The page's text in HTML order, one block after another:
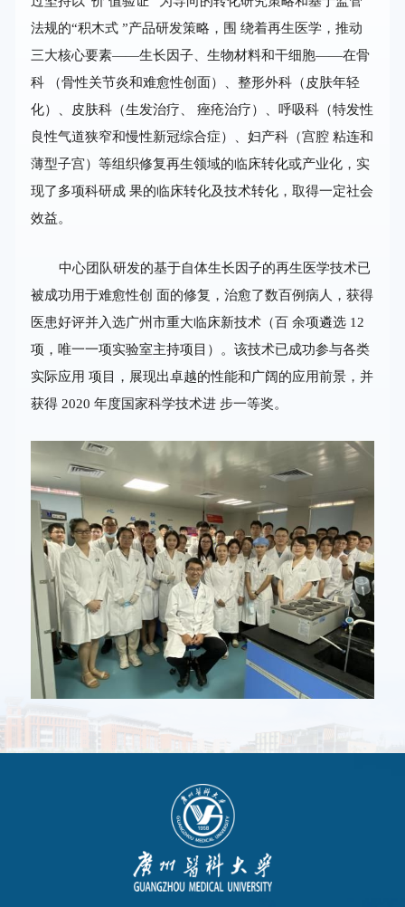
法规的“积木式 ”产品研发策略，围 绕着再生医学，推动
三大核心要素——生长因子、生物材料和干细胞——在骨
科 （骨性关节炎和难愈性创面）、整形外科（皮肤年轻
化）、皮肤科（生发治疗、 痤疮治疗）、呼吸科（特发性
良性气道狭窄和慢性新冠综合症）、妇产科（宫腔 粘连和
薄型子宫）等组织修复再生领域的临床转化或产业化，实
现了多项科研成 果的临床转化及技术转化，取得一定社会
效益。
中心团队研发的基于自体生长因子的再生医学技术已
被成功用于难愈性创 面的修复，治愈了数百例病人，获得
医患好评并入选广州市重大临床新技术（百 余项遴选 12
项，唯一一项实验室主持项目）。该技术已成功参与各类
实际应用 项目，展现出卓越的性能和广阔的应用前景，并
获得 2020 年度国家科学技术进 步一等奖。